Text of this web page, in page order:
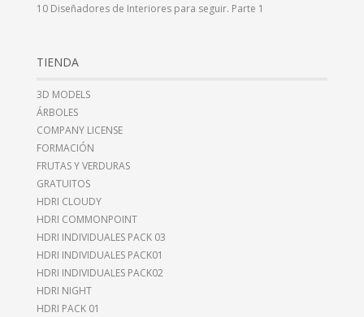
10 Diseñadores de Interiores para seguir. Parte 1
TIENDA
3D MODELS
ÁRBOLES
COMPANY LICENSE
FORMACIÓN
FRUTAS Y VERDURAS
GRATUITOS
HDRI CLOUDY
HDRI COMMONPOINT
HDRI INDIVIDUALES PACK 03
HDRI INDIVIDUALES PACK01
HDRI INDIVIDUALES PACK02
HDRI NIGHT
HDRI PACK 01